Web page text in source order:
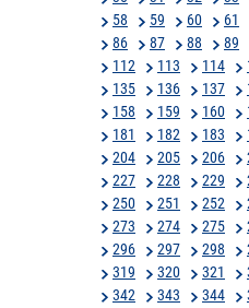
58
59 60 61
86
87 88 89
112
113 114
135
136 137
158
159 160
181
182 183
204
205 206
227
228 229
250
251 252
273
274 275
296
297 298
319
320 321
342
343 344